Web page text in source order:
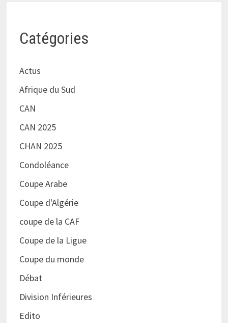
Catégories
Actus
Afrique du Sud
CAN
CAN 2025
CHAN 2025
Condoléance
Coupe Arabe
Coupe d'Algérie
coupe de la CAF
Coupe de la Ligue
Coupe du monde
Débat
Division Inférieures
Edito